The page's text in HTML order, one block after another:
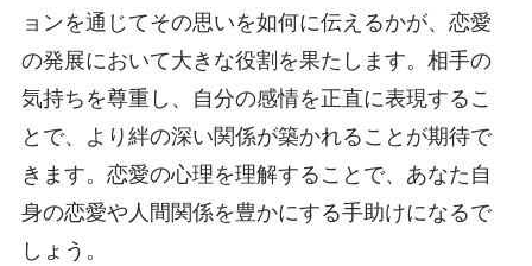
ョンを通じてその思いを如何に伝えるかが、恋愛
の発展において大きな役割を果たします。相手の
気持ちを尊重し、自分の感情を正直に表現するこ
とで、より絆の深い関係が築かれることが期待で
きます。恋愛の心理を理解することで、あなた自
身の恋愛や人間関係を豊かにする手助けになるで
しょう。